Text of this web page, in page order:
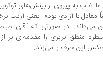
که امروز ما اغلب به پیروی از بینش‌های
معادل با آزادی بود». یعنی آرنت
می‌داند. در صورتی که آقای
منطق برابری را مقدمه‌ای بر
این حرف را می‌زند.